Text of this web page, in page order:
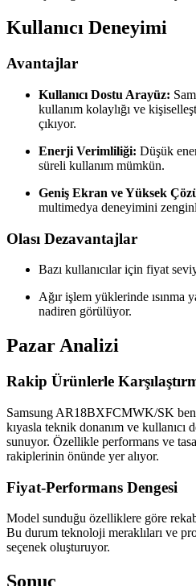
Kullanıcı Deneyimi
Avantajlar
Kullanıcı Dostu Arayüz:
kullanım kolaylığı ve
çıkıyor.
Enerji Verimliliği: Düşük
süreli kullanım mümkün.
Geniş Ekran ve Yüksek
multimedya deneyimini
Olası Dezavantajlar
Bazı kullanıcılar için fiyat
Ağır işlem yüklerinde ısınma
nadiren görülüyor.
Pazar Analizi
Rakip Ürünlerle
Samsung AR18BXFCMWK/SK
kıyasla teknik donanım ve kullanıcı
sunuyor. Özellikle performans ve
rakiplerinin önünde yer alıyor.
Fiyat-Performans Dengesi
Model sunduğu özelliklere göre
Bu durum teknoloji meraklıları ve
seçenek oluşturuyor.
Sonuç